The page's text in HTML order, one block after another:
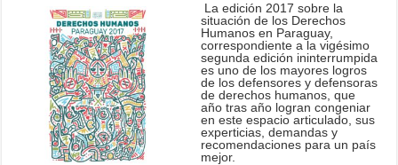
La edición 2017 sobre la
situación de los Derechos
Humanos en Paraguay,
correspondiente a la vigésimo
segunda edición ininterrumpida
es uno de los mayores logros
de los defensores y defensoras
de derechos humanos, que
año tras año logran congeniar
en este espacio articulado, sus
experticias, demandas y
recomendaciones para un país
mejor.